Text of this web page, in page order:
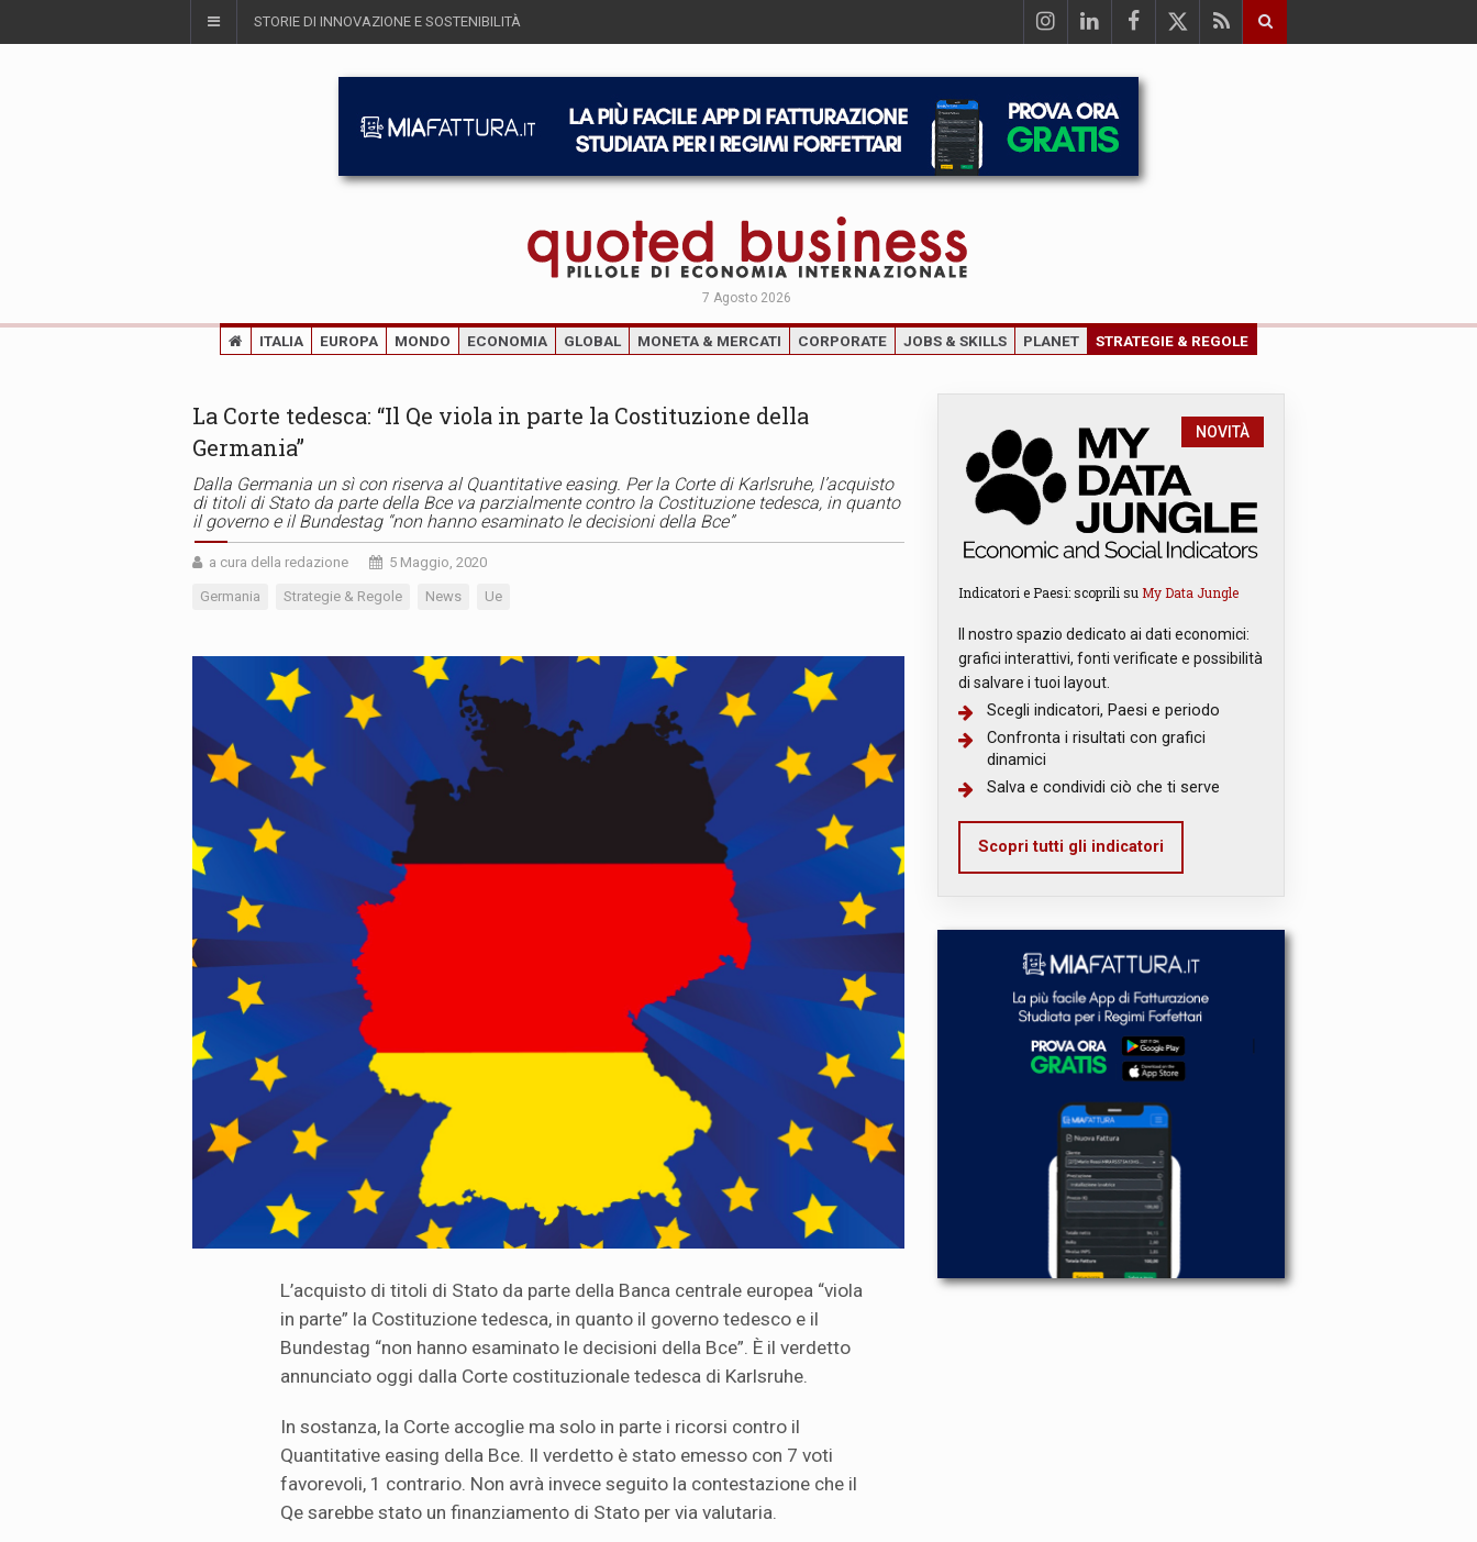
STORIE DI INNOVAZIONE E SOSTENIBILITÀ
7 Agosto 2026
ITALIA EUROPA MONDO ECONOMIA GLOBAL MONETA & MERCATI CORPORATE JOBS & SKILLS PLANET STRATEGIE & REGOLE
La Corte tedesca: “Il Qe viola in parte la Costituzione della
Germania”
Dalla Germania un sì con riserva al Quantitative easing. Per la Corte di Karlsruhe, l’acquisto
di titoli di Stato da parte della Bce va parzialmente contro la Costituzione tedesca, in quanto
il governo e il Bundestag “non hanno esaminato le decisioni della Bce”
a cura della redazione 5 Maggio, 2020
Germania Strategie & Regole News Ue
L’acquisto di titoli di Stato da parte della Banca centrale europea “viola
in parte” la Costituzione tedesca, in quanto il governo tedesco e il
Bundestag “non hanno esaminato le decisioni della Bce”. È il verdetto
annunciato oggi dalla Corte costituzionale tedesca di Karlsruhe.
In sostanza, la Corte accoglie ma solo in parte i ricorsi contro il
Quantitative easing della Bce. Il verdetto è stato emesso con 7 voti
favorevoli, 1 contrario. Non avrà invece seguito la contestazione che il
Qe sarebbe stato un finanziamento di Stato per via valutaria.
NOVITÀ
Indicatori e Paesi: scoprili su My Data Jungle
Il nostro spazio dedicato ai dati economici:
grafici interattivi, fonti verificate e possibilità
di salvare i tuoi layout.
Scegli indicatori, Paesi e periodo
Confronta i risultati con grafici
dinamici
Salva e condividi ciò che ti serve
Scopri tutti gli indicatori